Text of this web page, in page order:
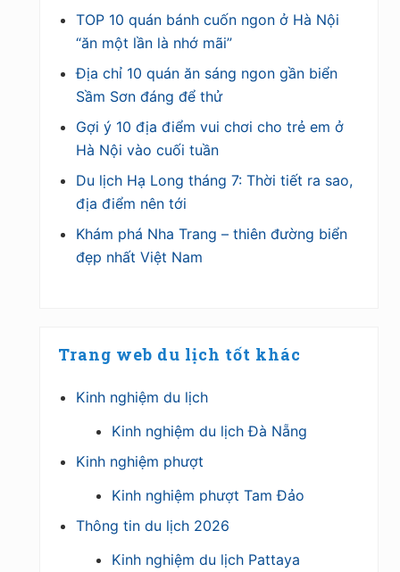
TOP 10 quán bánh cuốn ngon ở Hà Nội
“ăn một lần là nhớ mãi”
Địa chỉ 10 quán ăn sáng ngon gần biển
Sầm Sơn đáng để thử
Gợi ý 10 địa điểm vui chơi cho trẻ em ở
Hà Nội vào cuối tuần
Du lịch Hạ Long tháng 7: Thời tiết ra sao,
địa điểm nên tới
Khám phá Nha Trang – thiên đường biển
đẹp nhất Việt Nam
Trang web du lịch tốt khác
Kinh nghiệm du lịch
Kinh nghiệm du lịch Đà Nẵng
Kinh nghiệm phượt
Kinh nghiệm phượt Tam Đảo
Thông tin du lịch 2026
Kinh nghiệm du lịch Pattaya